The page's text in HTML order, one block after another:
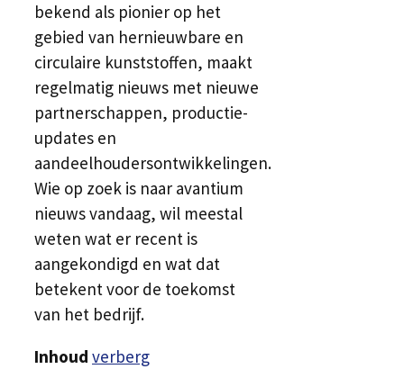
bekend als pionier op het
gebied van hernieuwbare en
circulaire kunststoffen, maakt
regelmatig nieuws met nieuwe
partnerschappen, productie-
updates en
aandeelhoudersontwikkelingen.
Wie op zoek is naar avantium
nieuws vandaag, wil meestal
weten wat er recent is
aangekondigd en wat dat
betekent voor de toekomst
van het bedrijf.
Inhoud verberg